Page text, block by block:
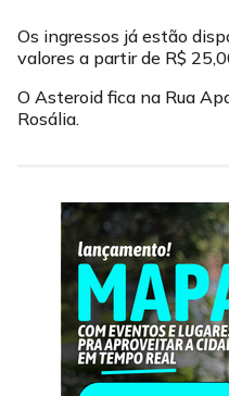
Os ingressos já estão
valores a partir de R$
O Asteroid fica na Rua
Rosália.